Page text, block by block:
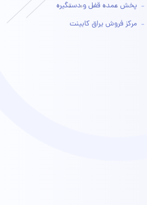
پخش عمده قفل و دستگیره
مرکز فروش یراق کابینت